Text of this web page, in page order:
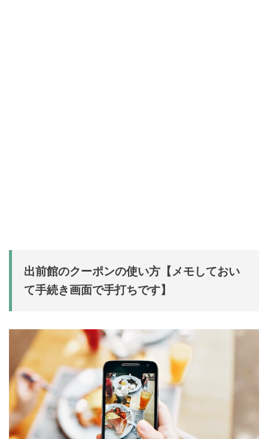
出前館のクーポンの使い方【メモしておい
て手続き画面で手打ちです】